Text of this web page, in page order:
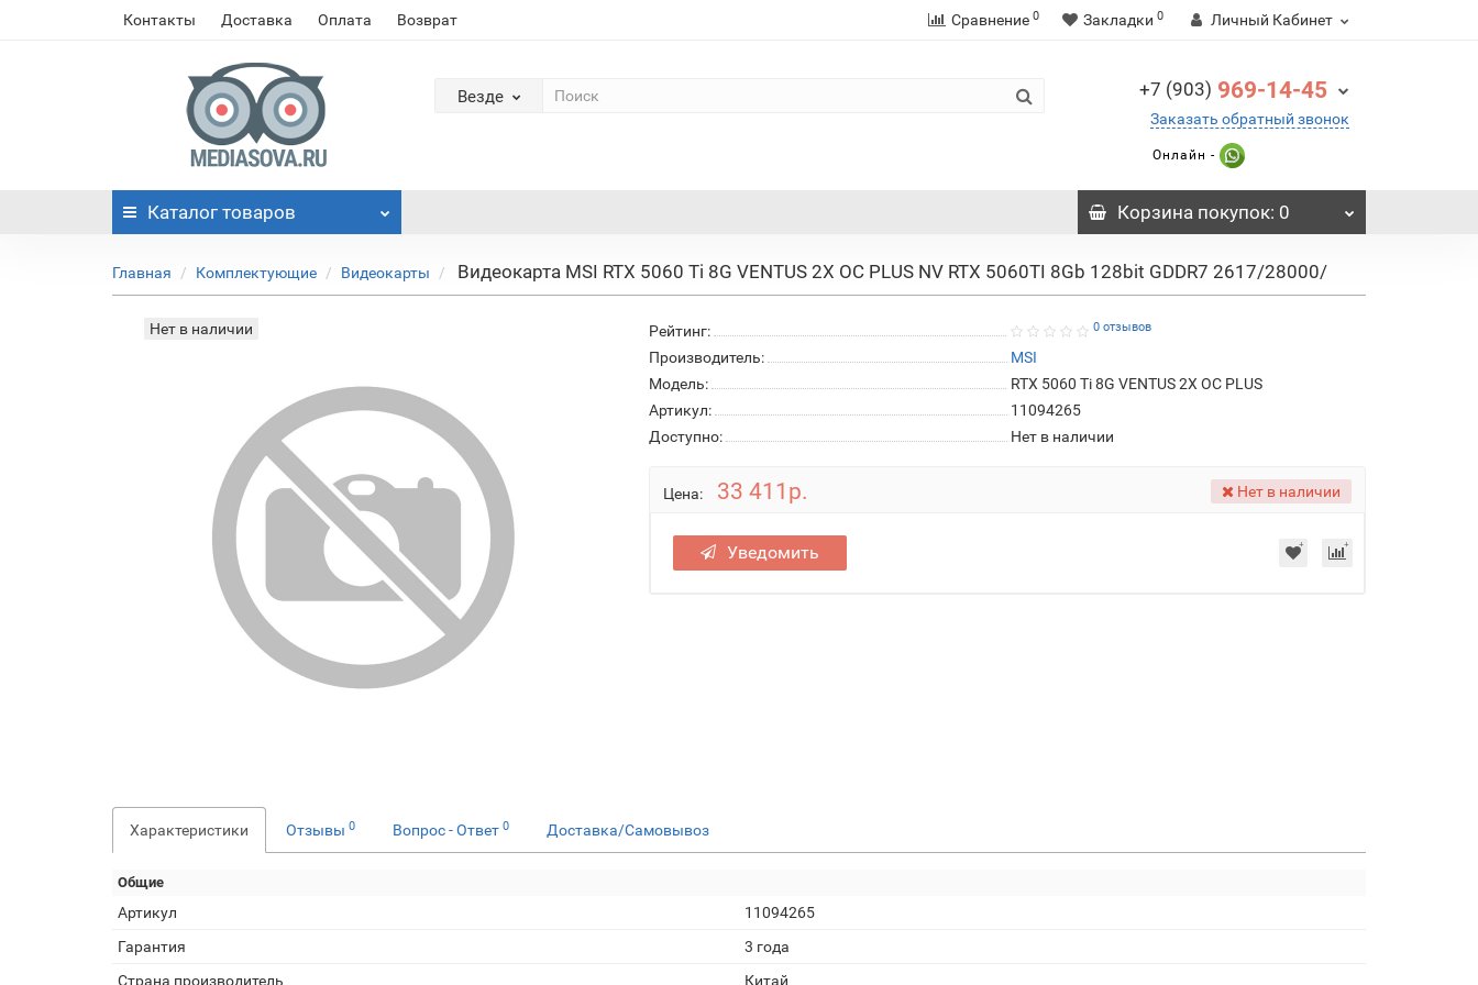
Контакты Доставка Оплата Возврат Сравнение 0 Закладки 0 Личный Кабинет
Везде +7 (903) 969-14-45
Заказать обратный звонок
Онлайн -
Каталог товаров Корзинапокупок: 0
Главная Комплектующие Видеокарты Видеокарта MSI RTX 5060 Ti 8G VENTUS 2X OC PLUS NV RTX 5060TI 8Gb 128bit GDDR7 2617/28000/
Нет в наличии Рейтинг: 0 отзывов
Производитель:
MSI
Модель:
RTX 5060 Ti 8G VENTUS 2X OC PLUS
Артикул:
11094265
Доступно:
Нет в наличии
Цена: 33 411р. Нет в наличии
Уведомить
Характеристики Отзывы 0 Вопрос - Ответ 0 Доставка/Самовывоз
Общие
Артикул
11094265
Гарантия
3 года
Страна производитель
Китай